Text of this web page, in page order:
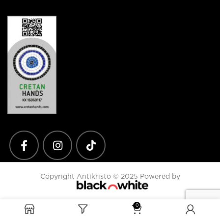
Copyright Antikristo © 2025 Powered by
0